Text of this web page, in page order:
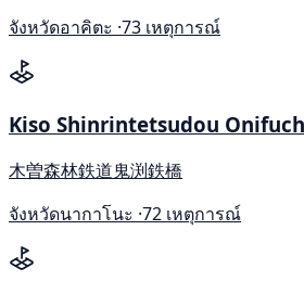
จังหวัดอาคิตะ ·73 เหตุการณ์
Kiso Shinrintetsudou
木曽森林鉄道鬼渕鉄橋
จังหวัดนากาโนะ ·72 เหตุการณ์